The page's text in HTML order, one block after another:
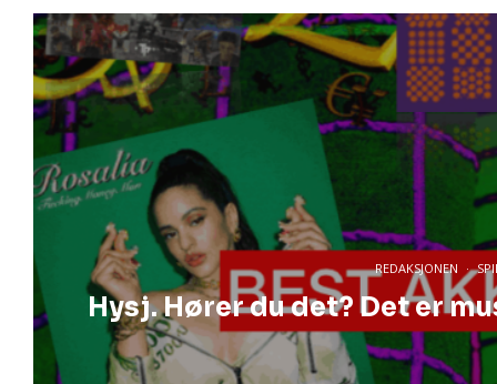
REDAKSJONEN ·
Hysj. Hører du det? Det er